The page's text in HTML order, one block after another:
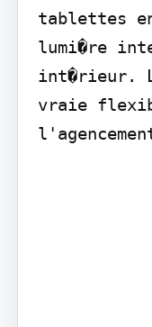
tablettes
lumi�re
int�rieur.
vraie